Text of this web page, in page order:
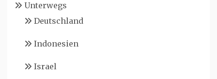
Unterwegs
Deutschland
Indonesien
Israel